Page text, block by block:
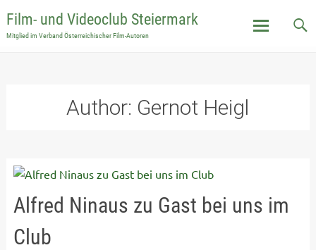
Film- und Videoclub Steiermark
Mitglied im Verband Österreichischer Film-Autoren
Author: Gernot Heigl
Alfred Ninaus zu Gast bei uns im
Club